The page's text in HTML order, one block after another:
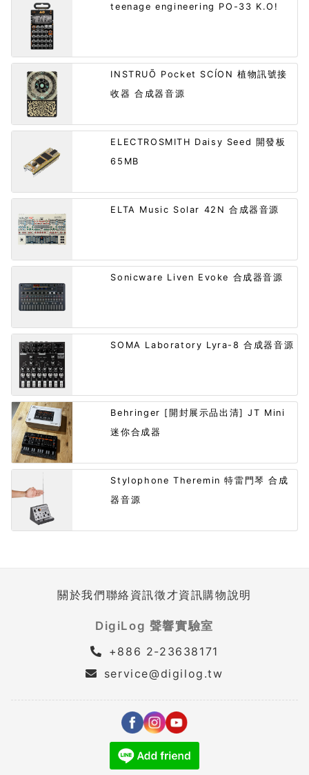
teenage engineering PO-33 K.O!
INSTRUŌ Pocket SCÍON 植物訊號接
收器 合成器音源
ELECTROSMITH Daisy Seed 開發板
65MB
ELTA Music Solar 42N 合成器音源
Sonicware Liven Evoke 合成器音源
SOMA Laboratory Lyra-8 合成器音源
Behringer [開封展示品出清] JT Mini
迷你合成器
Stylophone Theremin 特雷門琴 合成
器音源
關於我們聯絡資訊徵才資訊購物說明
DigiLog 聲響實驗室
+886 2-23638171
service@digilog.tw